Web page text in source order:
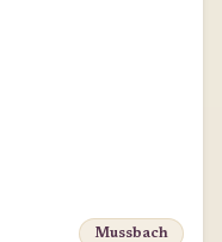
Mussbach